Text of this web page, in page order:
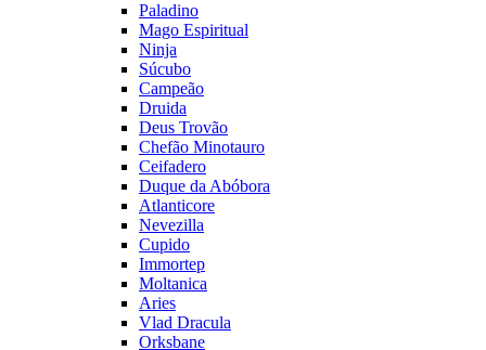
Paladino
Mago Espiritual
Ninja
Súcubo
Campeão
Druida
Deus Trovão
Chefão Minotauro
Ceifadero
Duque da Abóbora
Atlanticore
Nevezilla
Cupido
Immortep
Moltanica
Aries
Vlad Dracula
Orksbane